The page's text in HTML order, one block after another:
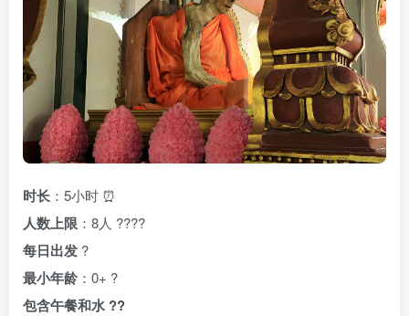
时长 ：5小时 ⏰
人数上限 ：8人 ?‍?‍?‍?
每日出发 ?
最小年龄 ：0+ ?
包含午餐和水 ??